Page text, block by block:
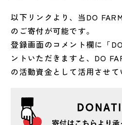
以下リンクより、当DO
のご寄付が可能です。
登録画面のコメント欄に「
ントいただきますと、DO
の活動資金として活用させて